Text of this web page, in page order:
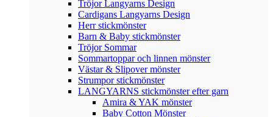
Tröjor Langyarns Design
Cardigans Langyarns Design
Herr stickmönster
Barn & Baby stickmönster
Tröjor Sommar
Sommartoppar och linnen mönster
Västar & Slipover mönster
Strumpor stickmönster
LANGYARNS stickmönster efter garn
Amira & YAK mönster
Baby Cotton Mönster